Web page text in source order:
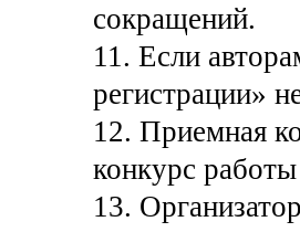
сокращений.
11. Если
регистрации»
12. Приемная
конкурс
13.